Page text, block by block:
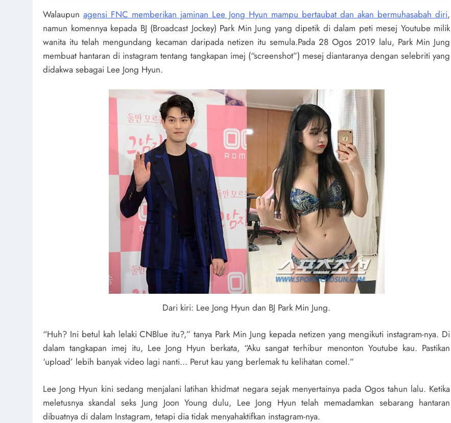
Walaupunagensi FNC memberikan jaminan Lee Jong Hyun mampu bertaubat dan akan bermuhasabah diri,
namun komennya kepada BJ (Broadcast Jockey) Park Min Jung yang dipetik di dalam peti mesej Youtube milik
wanita itu telah mengundang kecaman daripada netizen itu semula.Pada 28 Ogos 2019 lalu, Park Min Jung
membuat hantaran di instagram tentang tangkapan imej (“screenshot”) mesej diantaranya dengan selebriti yang
didakwa sebagai Lee Jong Hyun.
Dari kiri: Lee Jong Hyun dan BJ Park Min Jung.
“Huh? Ini betul kah lelaki CNBlue itu?,” tanya Park Min Jung kepada netizen yang mengikuti instagram-nya. Di
dalam tangkapan imej itu, Lee Jong Hyun berkata, “Aku sangat terhibur menonton Youtube kau. Pastikan
‘upload’ lebih banyak video lagi nanti… Perut kau yang berlemak tu kelihatan comel.”
Lee Jong Hyun kini sedang menjalani latihan khidmat negara sejak menyertainya pada Ogos tahun lalu. Ketika
meletusnya skandal seks Jung Joon Young dulu, Lee Jong Hyun telah memadamkan sebarang hantaran
dibuatnya di dalam Instagram, tetapi dia tidak menyahaktifkan instagram-nya.